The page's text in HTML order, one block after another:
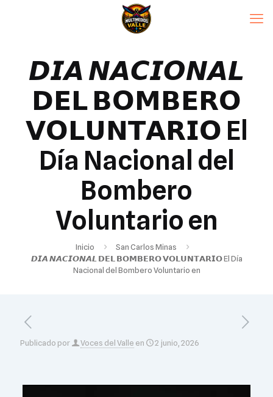
𝘿𝙄𝘼 𝙉𝘼𝘾𝙄𝙊𝙉𝘼𝙇
𝗗𝗘𝗟 𝗕𝗢𝗠𝗕𝗘𝗥𝗢
𝗩𝗢𝗟𝗨𝗡𝗧𝗔𝗥𝗜𝗢 El
Día Nacional del
Bombero
Voluntario en
Inicio
San Carlos Minas
𝘿𝙄𝘼 𝙉𝘼𝘾𝙄𝙊𝙉𝘼𝙇 𝗗𝗘𝗟 𝗕𝗢𝗠𝗕𝗘𝗥𝗢 𝗩𝗢𝗟𝗨𝗡𝗧𝗔𝗥𝗜𝗢 El Día
Nacional del Bombero Voluntario en
Publicado por Voces del Valle en 2 junio, 2026